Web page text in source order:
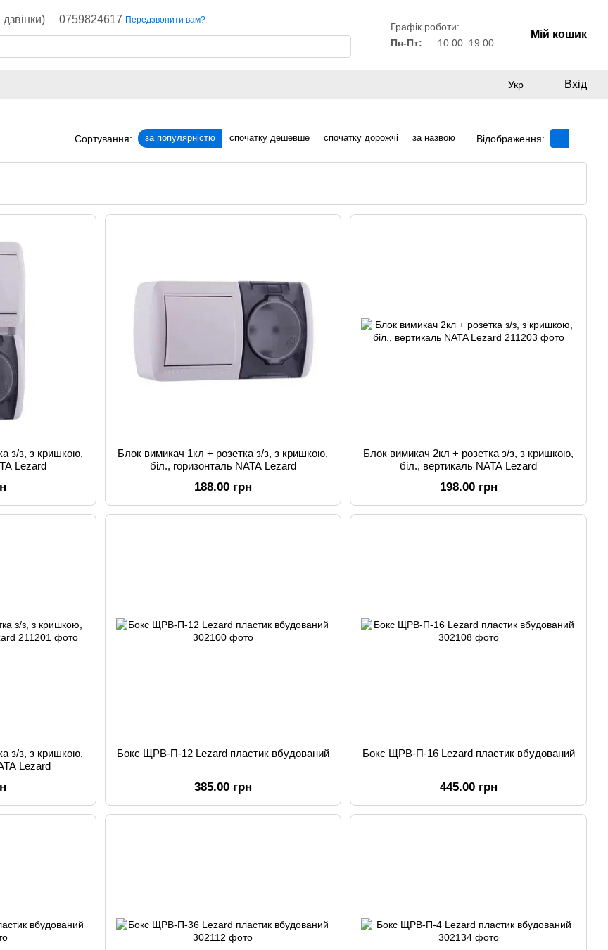
0759824617 Передзвонити вам?
Графік роботи:
Пн-Пт:
10:00–19:00
Мій кошик
Укр Вхід
Сортування: за популярністю спочатку дешевше спочатку дорожчі за назвою Відображення:
з/з, з кришкою,
Lezard
Блок вимикач 1кл + розетка з/з, з кришкою,
біл., горизонталь NATA Lezard
188.00 грн
Блок вимикач 2кл + розетка з/з, з кришкою,
біл., вертикаль NATA Lezard
198.00 грн
з/з, з кришкою,
Lezard
Бокс ЩРВ-П-12 Lezard пластик вбудований
385.00 грн
Бокс ЩРВ-П-16 Lezard пластик вбудований
445.00 грн